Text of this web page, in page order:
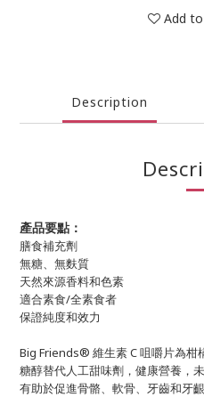
Add
Description
產品要點：
膳食補充劑
無糖、無麩質
天然來源香料和色素
適合素食/全素食者
保證純度和效力
Big Friends® 維生素 C 咀嚼片為柑
糖醇替代人工甜味劑，健康營養，
有助於促進骨骼、軟骨、牙齒和牙